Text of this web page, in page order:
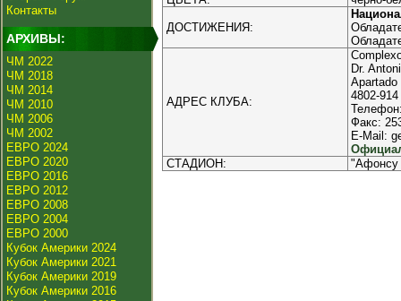
Контакты
АРХИВЫ:
ЧМ 2022
ЧМ 2018
ЧМ 2014
ЧМ 2010
ЧМ 2006
ЧМ 2002
ЕВРО 2024
ЕВРО 2020
ЕВРО 2016
ЕВРО 2012
ЕВРО 2008
ЕВРО 2004
ЕВРО 2000
Кубок Америки 2024
Кубок Америки 2021
Кубок Америки 2019
Кубок Америки 2016
ДОСТИЖЕНИЯ:
АДРЕС КЛУБА:
Dr.
Apartado
4802-
Факс:
E-Mail:
СТАДИОН:
"Афонсу